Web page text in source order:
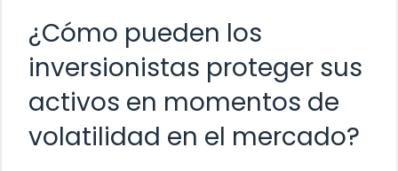
¿Cómo pueden los
inversionistas proteger sus
activos en momentos de
volatilidad en el mercado?